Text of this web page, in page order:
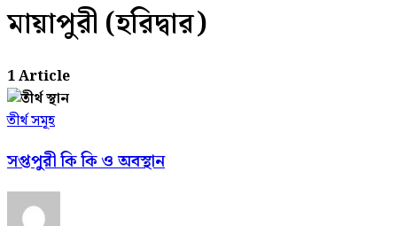
মায়াপুরী (হরিদ্বার)
1 Article
তীর্থ সমূহ
সপ্তপুরী কি কি ও অবস্থান